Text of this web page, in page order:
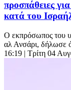
προσπάθειες
κατά του
Ο εκπρόσωπος του
αλ Ανσάρι, δήλωσε
16:19 | Τρίτη 04